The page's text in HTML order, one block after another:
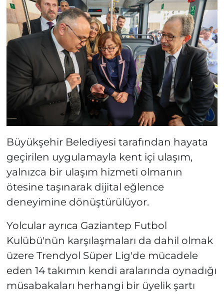
Büyükşehir Belediyesi tarafından hayata
geçirilen uygulamayla kent içi ulaşım,
yalnızca bir ulaşım hizmeti olmanın
ötesine taşınarak dijital eğlence
deneyimine dönüştürülüyor.
Yolcular ayrıca Gaziantep Futbol
Kulübü'nün karşılaşmaları da dahil olmak
üzere Trendyol Süper Lig'de mücadele
eden 14 takımın kendi aralarında oynadığı
müsabakaları herhangi bir üyelik şartı